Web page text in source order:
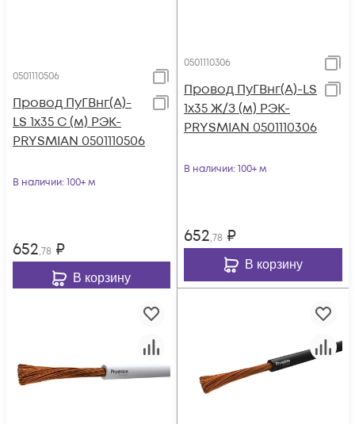
0501110506
Провод ПуГВнг(А)-
LS 1х35 С (м) РЭК-
PRYSMIAN 0501110506
В наличии: 100+ м
652,78 ₽
В корзину
0501110306
Провод ПуГВнг(А)-LS
1х35 Ж/З (м) РЭК-
PRYSMIAN 0501110306
В наличии: 100+ м
652,78 ₽
В корзину